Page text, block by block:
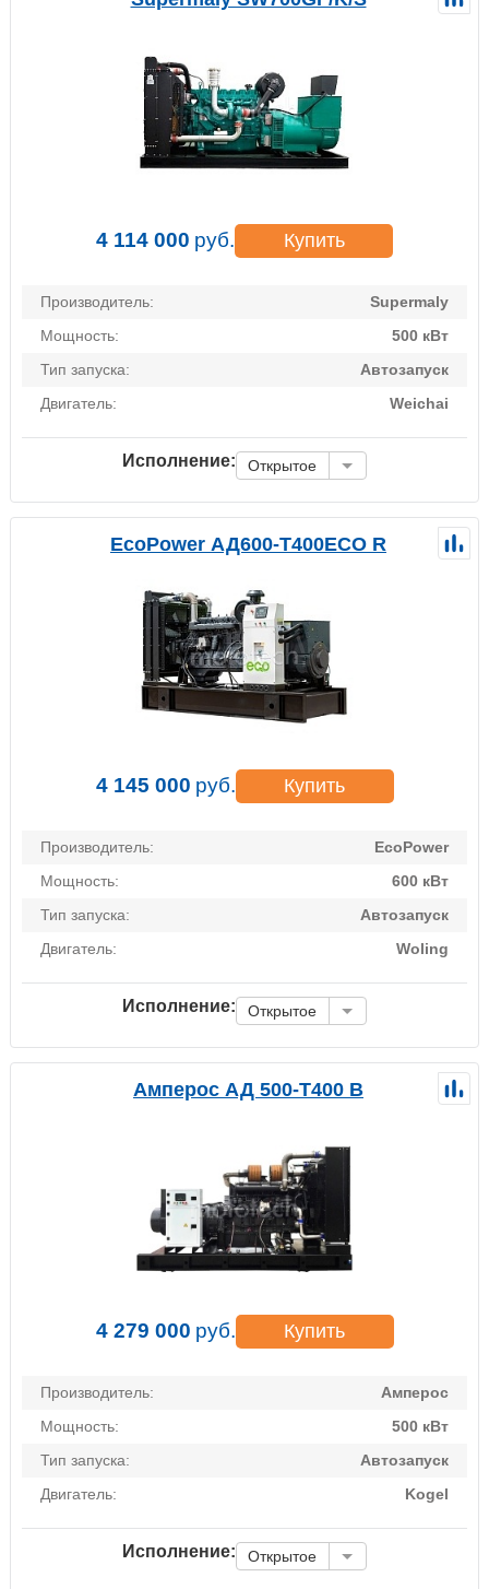
4 114 000 руб. Купить
Производитель:
Supermaly
Мощность:
500 кВт
Тип запуска:
Автозапуск
Двигатель:
Weichai
Исполнение: Открытое
EcoPower АД600-T400ECO R
4 145 000 руб. Купить
Производитель:
EcoPower
Мощность:
600 кВт
Тип запуска:
Автозапуск
Двигатель:
Woling
Исполнение: Открытое
Амперос АД 500-Т400 B
4 279 000 руб. Купить
Производитель:
Амперос
Мощность:
500 кВт
Тип запуска:
Автозапуск
Двигатель:
Kogel
Исполнение: Открытое